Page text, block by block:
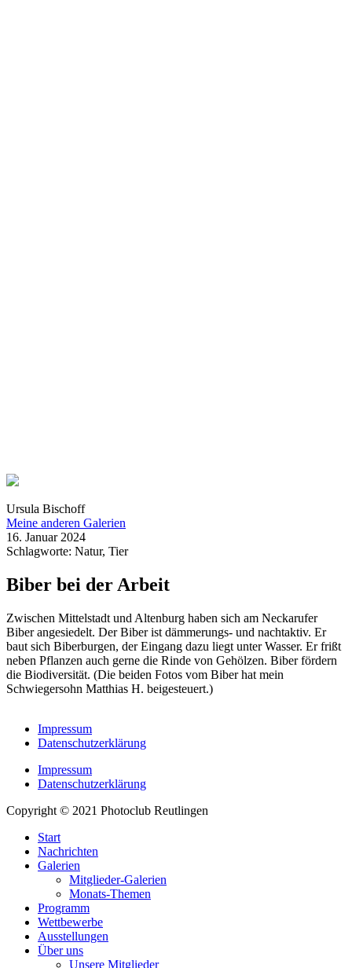
Ursula Bischoff
Meine anderen Galerien
16. Januar 2024
Schlagworte: Natur, Tier
Biber bei der Arbeit
Zwischen Mittelstadt und Altenburg haben sich am Neckarufer
Biber angesiedelt. Der Biber ist dämmerungs- und nachtaktiv. Er
baut sich Biberburgen, der Eingang dazu liegt unter Wasser. Er frißt
neben Pflanzen auch gerne die Rinde von Gehölzen. Biber fördern
die Biodiversität. (Die beiden Fotos vom Biber hat mein
Schwiegersohn Matthias H. beigesteuert.)
Impressum
Datenschutzerklärung
Impressum
Datenschutzerklärung
Copyright © 2021 Photoclub Reutlingen
Start
Nachrichten
Galerien
Mitglieder-Galerien
Monats-Themen
Programm
Wettbewerbe
Ausstellungen
Über uns
Unsere Mitglieder